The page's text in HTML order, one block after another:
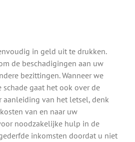
in geld uit te drukken.
de beschadigingen aan uw
bezittingen. Wanneer we
gaat het ook over de
aanleiding van het letsel, denk
van en naar uw
noodzakelijke hulp in de
inkomsten doordat u niet